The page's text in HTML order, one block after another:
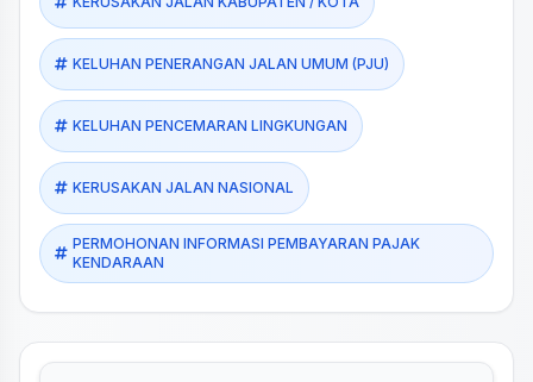
KELUHAN PENERANGAN JALAN UMUM (PJU)
KELUHAN PENCEMARAN LINGKUNGAN
KERUSAKAN JALAN NASIONAL
PERMOHONAN INFORMASI PEMBAYARAN PAJAK
KENDARAAN